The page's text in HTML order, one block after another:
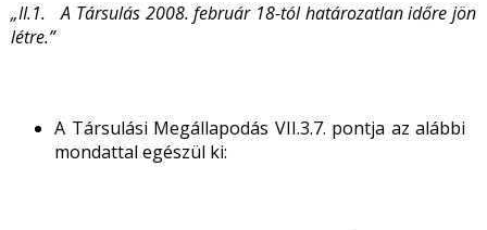
„II.1. A Társulás 2008. február 18-tól határozatlan időre jön
létre.”
A Társulási Megállapodás VII.3.7. pontja az alábbi
mondattal egészül ki: